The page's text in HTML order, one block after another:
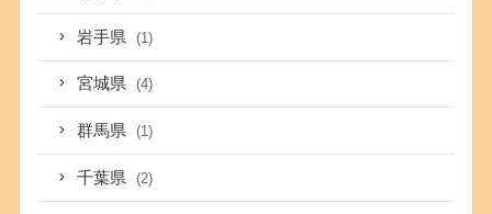
岩手県 (1)
宮城県 (4)
群馬県 (1)
千葉県 (2)